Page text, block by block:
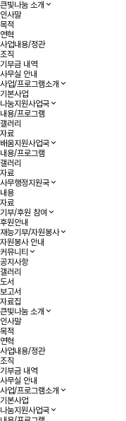
큰빛나눔 소개
인사말
목적
연혁
사업내용/정관
조직
기부금 내역
사무실 안내
사업/프로그램소개
기본사업
나눔지원사업국
내용/프로그램
갤러리
자료
배움지원사업국
내용/프로그램
갤러리
자료
사무행정지원국
내용
자료
기부/후원 참여
후원안내
재능기부/자원봉사
자원봉사 안내
커뮤니티
공지사항
갤러리
도서
보고서
자료집
큰빛나눔 소개
인사말
목적
연혁
사업내용/정관
조직
기부금 내역
사무실 안내
사업/프로그램소개
기본사업
나눔지원사업국